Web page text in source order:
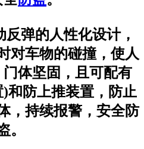
弹的人性化设计，
对车物的碰撞，使人
体坚固，且可配有
和防上推装置，防止
，持续报警，安全防
。